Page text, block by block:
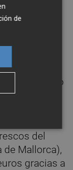
figura
Lorenzo
logró
150.000
histórico
de
campaña
del
de Mallorca),
gracias a
de